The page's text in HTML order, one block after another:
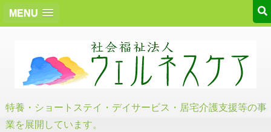
MENU
特養・ショートステイ・デイサービス・居宅介護支援等の事
業を展開しています。